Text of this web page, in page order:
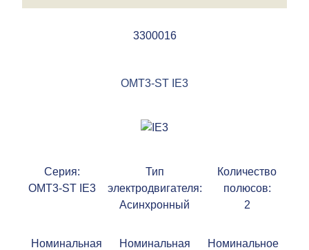
3300016
OMT3-ST IE3
Серия:
OMT3-ST IE3
Тип
электродвигателя:
Асинхронный
Количество
полюсов:
2
Номинальная
Номинальная
Номинальное